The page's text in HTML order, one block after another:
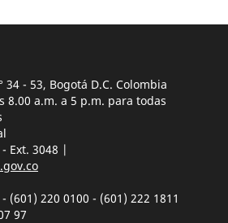
34 - 53, Bogotá D.C. Colombia
8.00 a.m. a 5 p.m. para todas
Ext. 3048 |
(601) 220 0100 - (601) 222 1811
97